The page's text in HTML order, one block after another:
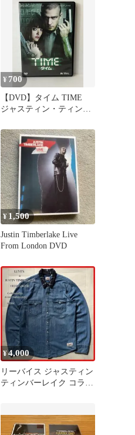
¥ 700
【DVD】タイム TIME
ジャスティン・ティンバ
¥1,500
Justin Timberlake Live
From London DVD
¥4,000
リーバイス ジャスティン
ティンバーレイク コラボ